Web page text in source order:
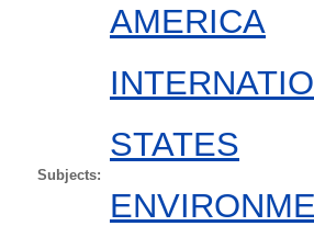
Subjects:
AMERICA
STATES